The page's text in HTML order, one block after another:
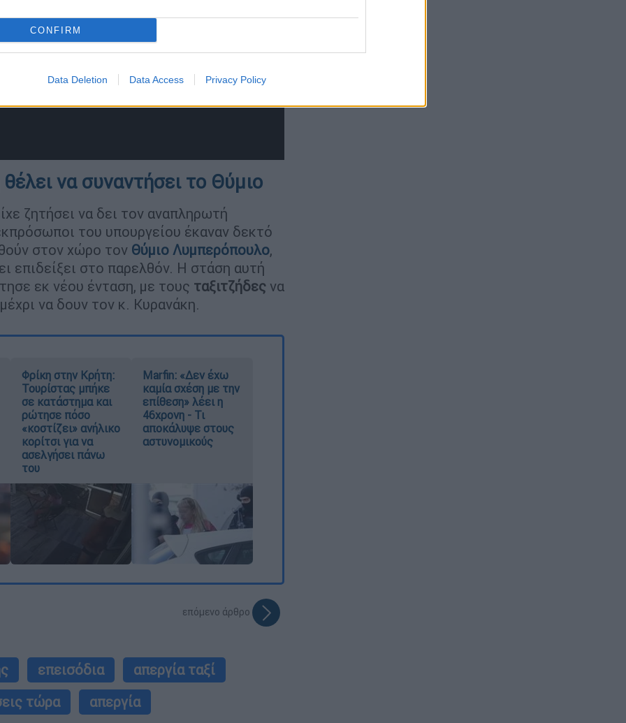
CONFIRM
Data Deletion Data Access Privacy Policy
να συναντήσει το Θύμιο
ζητήσει να δει τον αναπληρωτή
του υπουργείου έκαναν δεκτό
στον χώρο τον Θύμιο Λυμπερόπουλο,
επιδείξει στο παρελθόν. Η στάση αυτή
εκ νέου ένταση, με τους ταξιτζήδες να
να δουν τον κ. Κυρανάκη.
Φρίκη στην Κρήτη:
Τουρίστας μπήκε
σε κατάστημα και
ρώτησε πόσο
«κοστίζει» ανήλικο
κορίτσι για να
ασελγήσει πάνω
του
Marfin: «Δεν έχω
καμία σχέση με την
επίθεση» λέει η
46χρονη - Τι
αποκάλυψε στους
αστυνομικούς
επόμενο άρθρο
επεισόδια
απεργία ταξί
τώρα απεργία